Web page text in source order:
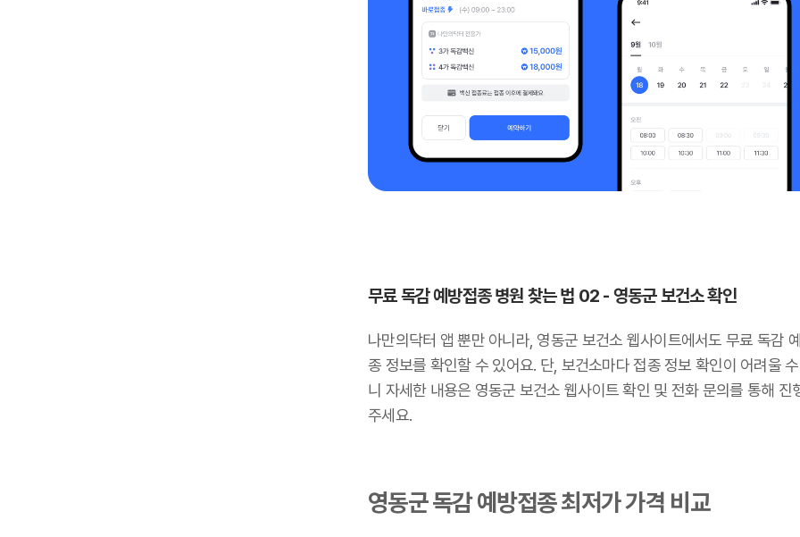
무료 독감 예방접종 병원 찾는 법 02 - 영동군 보건소 확인
나만의닥터 앱 뿐만 아니라, 영동군 보건소 웹사이트에서도 무료 독감
종 정보를 확인할 수 있어요. 단, 보건소마다 접종 정보 확인이 어려울
니 자세한 내용은 영동군 보건소 웹사이트 확인 및 전화 문의를 통해 진
주세요.
영동군 독감 예방접종 최저가 가격 비교